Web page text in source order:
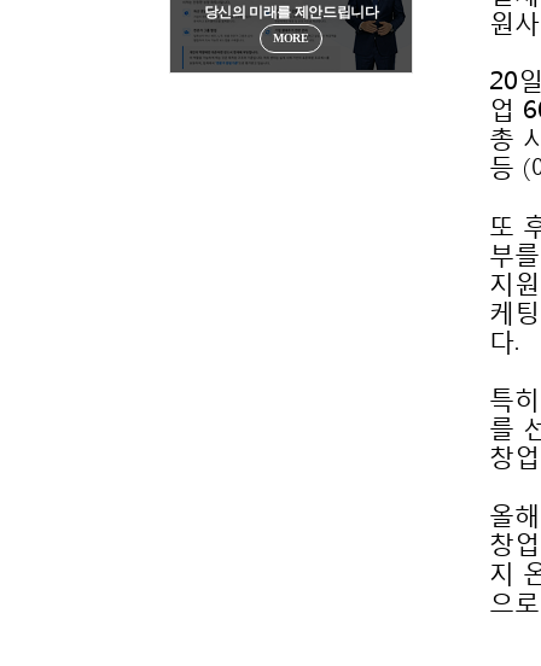
당신의 미래를 제안드립니다
MORE
원
등 (
다.
창
창
으